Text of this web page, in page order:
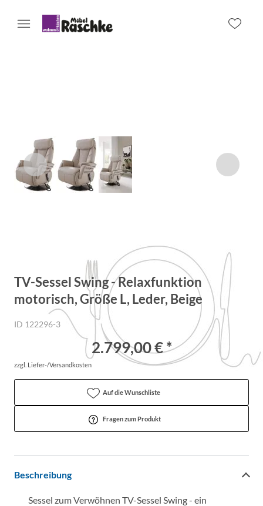
TV-Sessel Swing - Relaxfunktion
motorisch, Größe L, Leder, Beige
ID 122296-3
2.799,00 € *
zzgl. Liefer-/Versandkosten
Auf die Wunschliste
Fragen zum Produkt
Beschreibung
Sessel zum Verwöhnen TV-Sessel Swing - ein